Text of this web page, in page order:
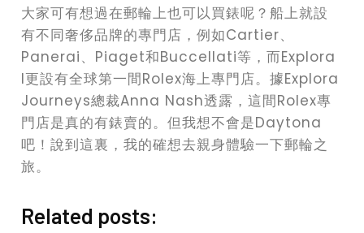
大家可有想過在郵輪上也可以買錶呢？船上就設
有不同奢侈品牌的專門店，例如Cartier、
Panerai、Piaget和Buccellati等，而Explora
I更設有全球第一間Rolex海上專門店。據Explora
Journeys總裁Anna Nash透露，這間Rolex專
門店是真的有錶賣的。但我想不會是Daytona
吧！說到這裏，我的確想去親身體驗一下郵輪之
旅。
Related posts: